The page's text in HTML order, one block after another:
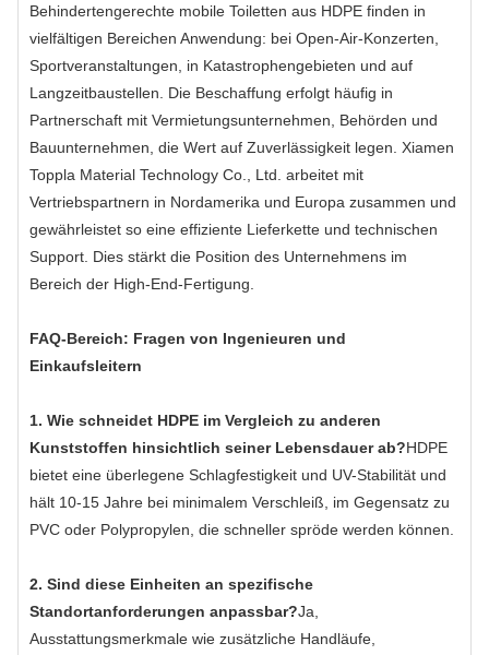
Behindertengerechte mobile Toiletten aus HDPE finden in
vielfältigen Bereichen Anwendung: bei Open-Air-Konzerten,
Sportveranstaltungen, in Katastrophengebieten und auf
Langzeitbaustellen. Die Beschaffung erfolgt häufig in
Partnerschaft mit Vermietungsunternehmen, Behörden und
Bauunternehmen, die Wert auf Zuverlässigkeit legen. Xiamen
Toppla Material Technology Co., Ltd. arbeitet mit
Vertriebspartnern in Nordamerika und Europa zusammen und
gewährleistet so eine effiziente Lieferkette und technischen
Support. Dies stärkt die Position des Unternehmens im
Bereich der High-End-Fertigung.
FAQ-Bereich: Fragen von Ingenieuren und
Einkaufsleitern
1. Wie schneidet HDPE im Vergleich zu anderen
Kunststoffen hinsichtlich seiner Lebensdauer ab?HDPE
bietet eine überlegene Schlagfestigkeit und UV-Stabilität und
hält 10-15 Jahre bei minimalem Verschleiß, im Gegensatz zu
PVC oder Polypropylen, die schneller spröde werden können.
2. Sind diese Einheiten an spezifische
Standortanforderungen anpassbar?Ja,
Ausstattungsmerkmale wie zusätzliche Handläufe,